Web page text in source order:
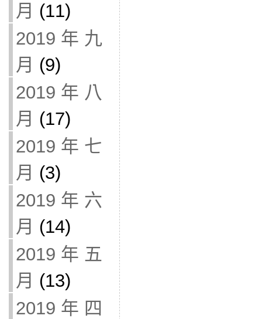
月 (11)
2019 年 九
月 (9)
2019 年 八
月 (17)
2019 年 七
月 (3)
2019 年 六
月 (14)
2019 年 五
月 (13)
2019 年 四